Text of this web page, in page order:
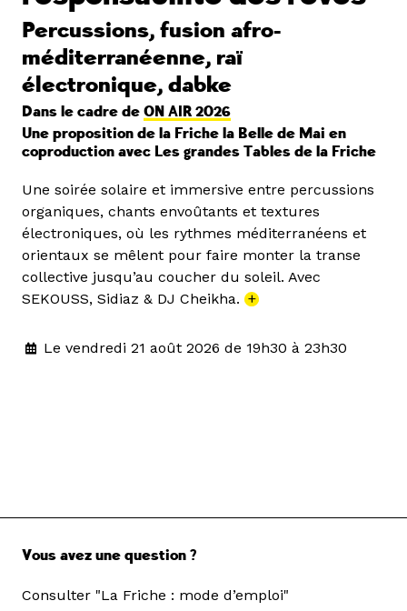
Percussions, fusion afro-
méditerranéenne, raï
électronique, dabke
Dans le cadre de ON AIR 2026
Une proposition de la Friche la Belle de Mai en
coproduction avec Les grandes Tables de la Friche
Une soirée solaire et immersive entre percussions
organiques, chants envoûtants et textures
électroniques, où les rythmes méditerranéens et
orientaux se mêlent pour faire monter la transe
collective jusqu’au coucher du soleil. Avec
SEKOUSS, Sidiaz & DJ Cheikha. +
Le vendredi 21 août 2026 de 19h30 à 23h30
Vous avez une question ?
Consulter "La Friche : mode d’emploi"